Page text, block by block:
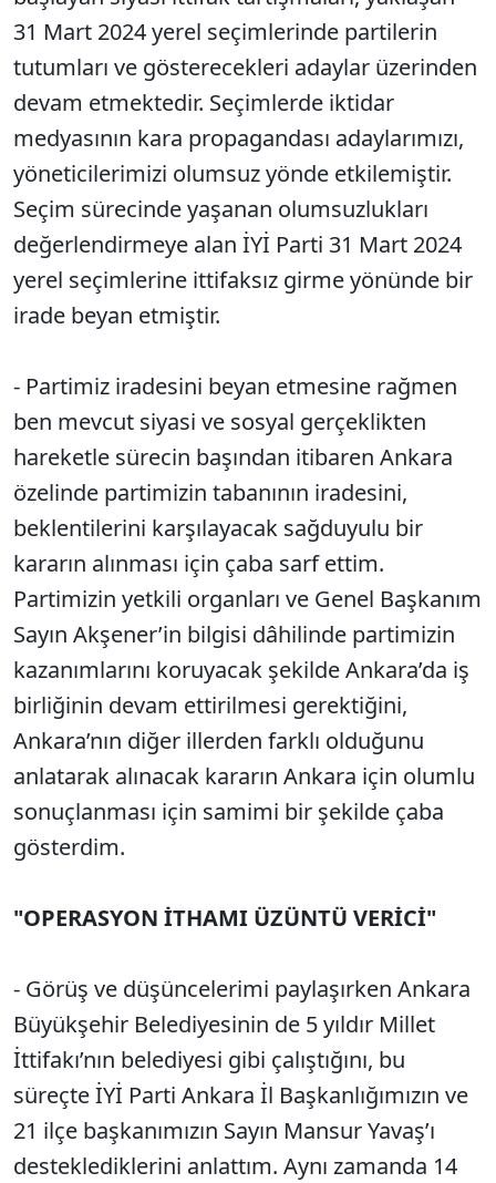
31 Mart 2024 yerel seçimlerinde partilerin
tutumları ve gösterecekleri adaylar üzerinden
devam etmektedir. Seçimlerde iktidar
medyasının kara propagandası adaylarımızı,
yöneticilerimizi olumsuz yönde etkilemiştir.
Seçim sürecinde yaşanan olumsuzlukları
değerlendirmeye alan İYİ Parti 31 Mart 2024
yerel seçimlerine ittifaksız girme yönünde bir
irade beyan etmiştir.
- Partimiz iradesini beyan etmesine rağmen
ben mevcut siyasi ve sosyal gerçeklikten
hareketle sürecin başından itibaren Ankara
özelinde partimizin tabanının iradesini,
beklentilerini karşılayacak sağduyulu bir
kararın alınması için çaba sarf ettim.
Partimizin yetkili organları ve Genel Başkanım
Sayın Akşener’in bilgisi dâhilinde partimizin
kazanımlarını koruyacak şekilde Ankara’da iş
birliğinin devam ettirilmesi gerektiğini,
Ankara’nın diğer illerden farklı olduğunu
anlatarak alınacak kararın Ankara için olumlu
sonuçlanması için samimi bir şekilde çaba
gösterdim.
"OPERASYON İTHAMI ÜZÜNTÜ VERİCİ"
- Görüş ve düşüncelerimi paylaşırken Ankara
Büyükşehir Belediyesinin de 5 yıldır Millet
İttifakı’nın belediyesi gibi çalıştığını, bu
süreçte İYİ Parti Ankara İl Başkanlığımızın ve
21 ilçe başkanımızın Sayın Mansur Yavaş’ı
desteklediklerini anlattım. Aynı zamanda 14